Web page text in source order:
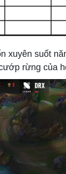
xuyên suốt
rừng của